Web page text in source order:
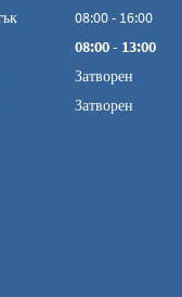
От 08:00 до 16:00
08:00- 16:00
От 08:00 до 16:00
08:00- 13:00
От 08:00 до
Затворен
Затворен